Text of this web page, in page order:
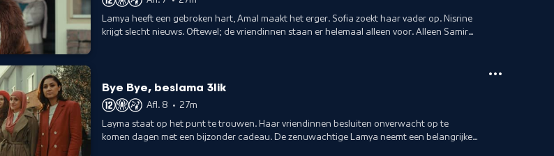
Lamya heeft een gebroken hart, Amal maakt het erger. Sofia zoekt haar vader op. Nisrine
krijgt slecht nieuws. Oftewel; de vriendinnen staan er helemaal alleen voor. Alleen Samira
Bye Bye, beslama 3lik
Afl. 8 • 27m
Layma staat op het punt te trouwen. Haar vriendinnen besluiten onverwacht op te
komen dagen met een bijzonder cadeau. De zenuwachtige Lamya neemt een belangrijke